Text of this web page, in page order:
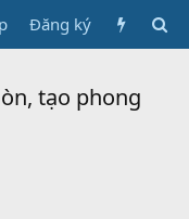
Đăng ký
tạo phong